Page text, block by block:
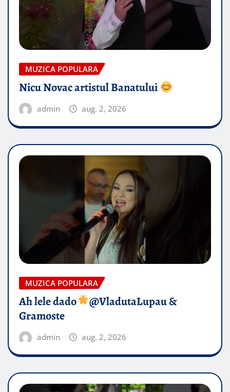
MUZICA POPULARA
Nicu Novac artistul Banatului
admin aug. 2, 2026
MUZICA POPULARA
Ah lele dado​
@VladutaLupau &
Gramoste
admin aug. 2, 2026